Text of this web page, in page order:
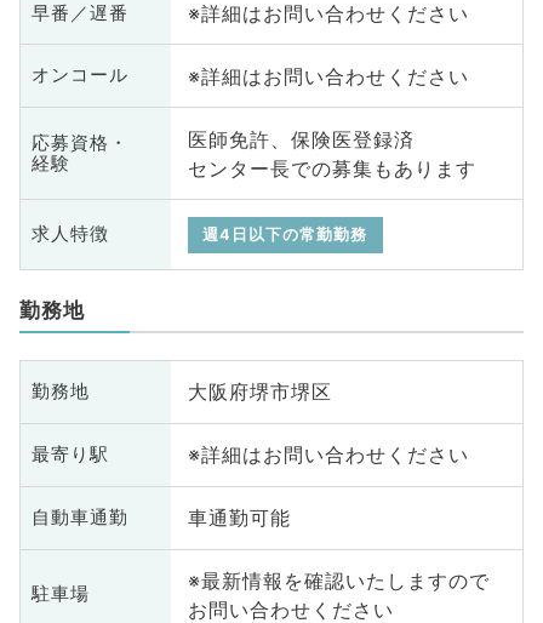
早番／遅番 ※詳細はお問い合わせください
オンコール ※詳細はお問い合わせください
応募資格・
経験
医師免許、保険医登録済
センター長での募集もあります
求人特徴 週4日以下の常勤勤務
勤務地
勤務地 大阪府堺市堺区
最寄り駅 ※詳細はお問い合わせください
自動車通勤 車通勤可能
駐車場
※最新情報を確認いたしますので
お問い合わせください